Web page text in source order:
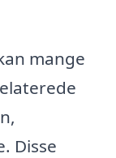
mange
Disse